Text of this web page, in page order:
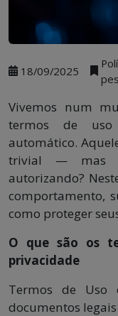
18/09/2025
Vivemos num
termos de
automático.
trivial — mas
autorizando?
comportamento,
como proteger
O que são os
privacidade
Termos de Uso
documentos